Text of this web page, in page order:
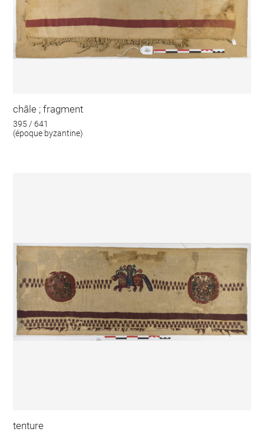
châle ; fragment
395 / 641
(époque byzantine)
tenture